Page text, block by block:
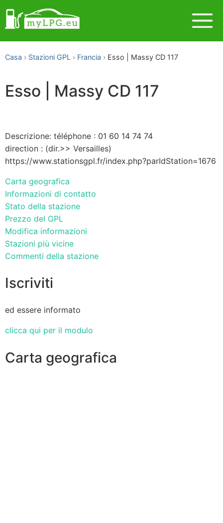
Casa Stazioni GPL Francia Esso | Massy CD 117
Esso | Massy CD 117
Descrizione: téléphone : 01 60 14 74 74
direction : (dir.>> Versailles)
https://www.stationsgpl.fr/index.php?parIdStation=1676
Carta geografica
Informazioni di contatto
Stato della stazione
Prezzo del GPL
Modifica informazioni
Stazioni più vicine
Commenti della stazione
Iscriviti
ed essere informato
clicca qui per il modulo
Carta geografica